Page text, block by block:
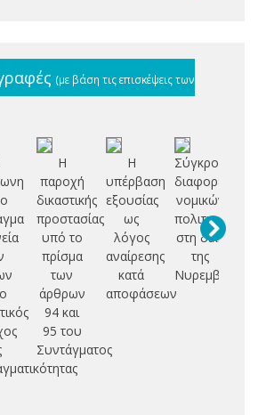
(με βάση τις επισκέψεις των
Η
παροχή
δικαστικής
προστασίας
υπό το
πρίσμα
των
άρθρων
94 και
95 του
Συντάγματος
Η
υπέρβαση
εξουσίας
ως
λόγος
αναίρεσης
κατά
αποφάσεων
Σύγκρουση
διαφορετικών
νομικών
πολιτισμών
στη δίκη
της
Νυρεμβέργης